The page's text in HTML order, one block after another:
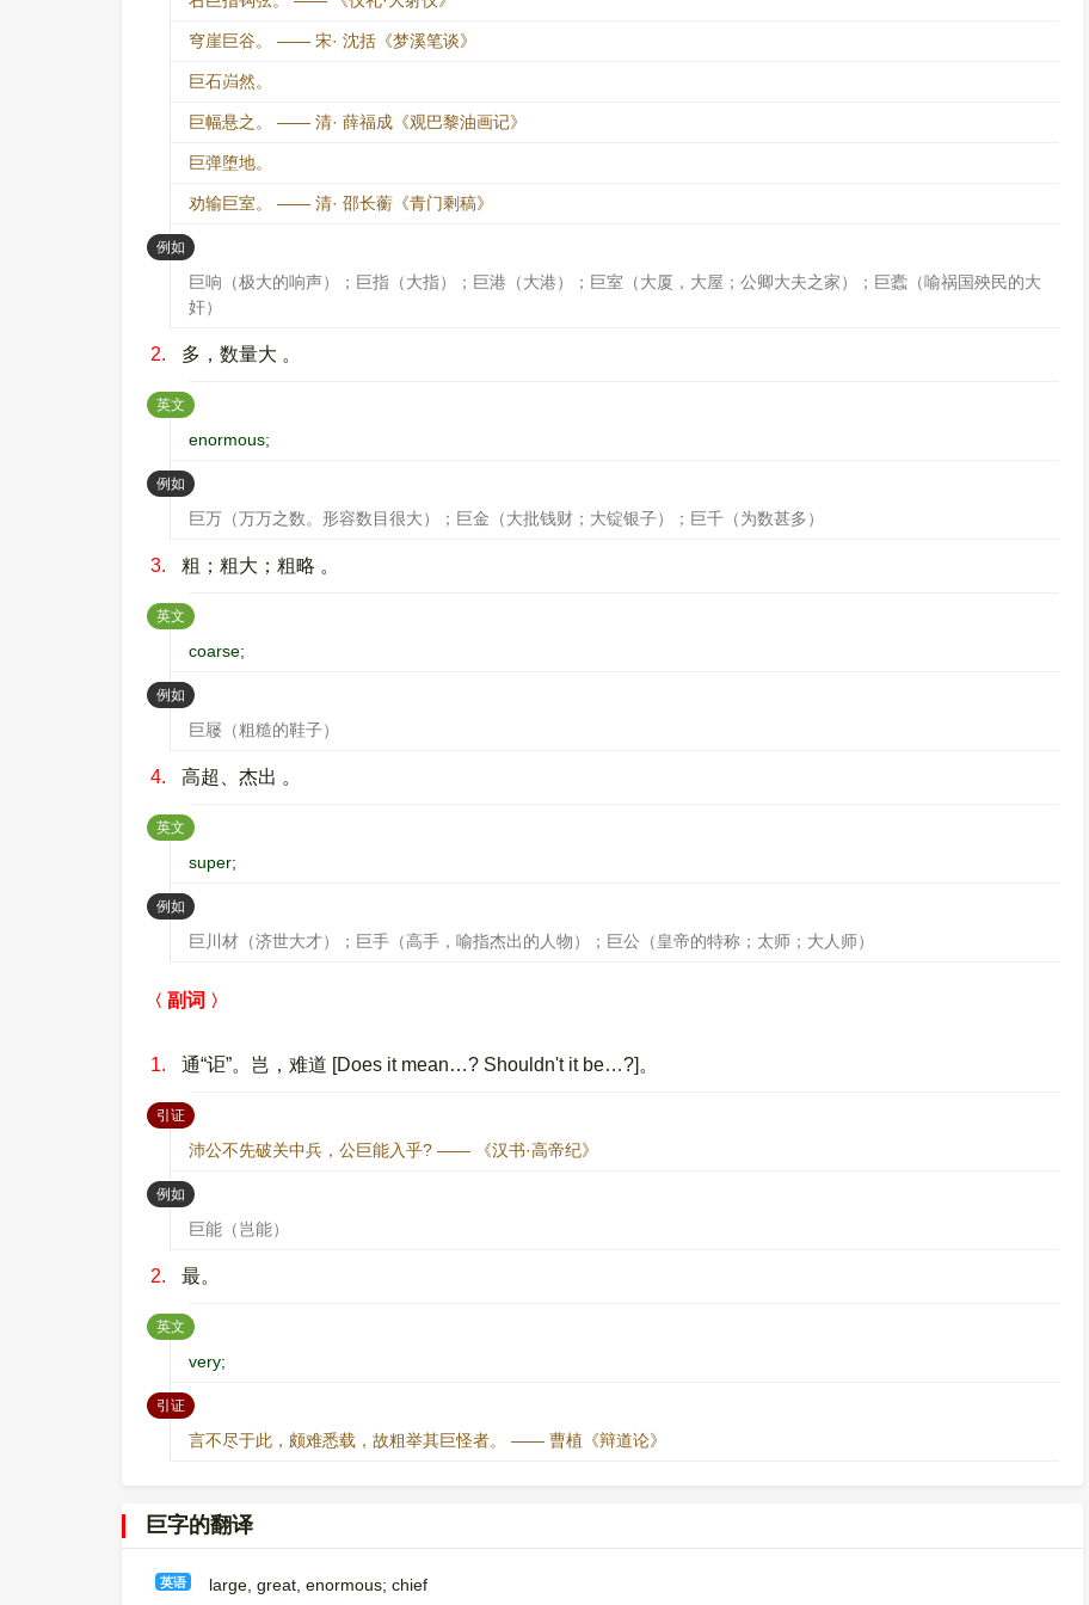
穹崖巨谷。 —— 宋· 沈括《梦溪笔谈》
巨石岿然。
巨幅悬之。 —— 清· 薛福成《观巴黎油画记》
巨弹堕地。
劝输巨室。 —— 清· 邵长蘅《青门剩稿》
例如 ：
巨响（极大的响声）；巨指（大指）；巨港（大港）；巨室（大厦，大屋；公卿大夫之家）；巨蠹（喻祸国殃民的大
奸）
2. 多，数量大 。
英文 ：
enormous;
例如 ：
巨万（万万之数。形容数目很大）；巨金（大批钱财；大锭银子）；巨千（为数甚多）
3. 粗；粗大；粗略 。
英文 ：
coarse;
例如 ：
巨屦（粗糙的鞋子）
4. 高超、杰出 。
英文 ：
super;
例如 ：
巨川材（济世大才）；巨手（高手，喻指杰出的人物）；巨公（皇帝的特称；太师；大人师）
副词
1. 通“讵”。岂，难道 [Does it mean…? Shouldn't it be…?]。
引证：
沛公不先破关中兵，公巨能入乎? —— 《汉书·高帝纪》
例如 ：
巨能（岂能）
2. 最。
英文 ：
very;
引证：
言不尽于此，颇难悉载，故粗举其巨怪者。 —— 曹植《辩道论》
巨字的翻译
英语 large, great, enormous; chief